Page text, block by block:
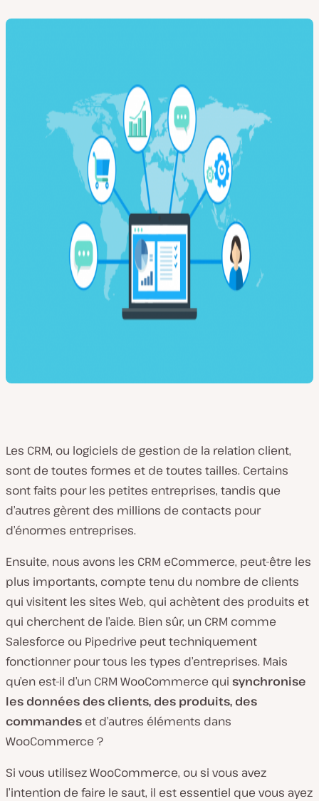
Les CRM, ou logiciels de gestion de la relation client,
sont de toutes formes et de toutes tailles. Certains
sont faits pour les petites entreprises, tandis que
d’autres gèrent des millions de contacts pour
d’énormes entreprises.
Ensuite, nous avons les CRM eCommerce, peut-être les
plus importants, compte tenu du nombre de clients
qui visitent les sites Web, qui achètent des produits et
qui cherchent de l’aide. Bien sûr, un CRM comme
Salesforce ou Pipedrive peut techniquement
fonctionner pour tous les types d’entreprises. Mais
qu’en est-il d’un CRM WooCommerce qui synchronise
les données des clients, des produits, des
commandes et d’autres éléments dans
WooCommerce ?
Si vous utilisez WooCommerce, ou si vous avez
l’intention de faire le saut, il est essentiel que vous ayez